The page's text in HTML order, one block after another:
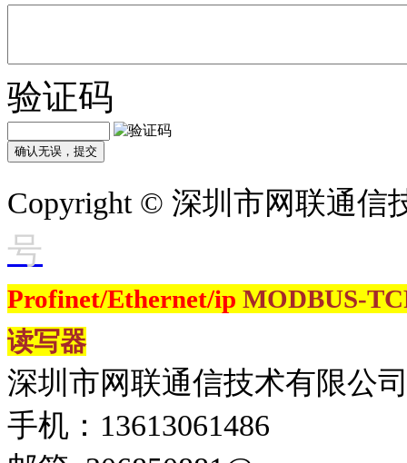
验证码
Copyright © 深圳市网联通
号
Profinet/Ethernet/ip MODBUS-
读写器
深圳市网联通信技术有限公
手机：13613061486